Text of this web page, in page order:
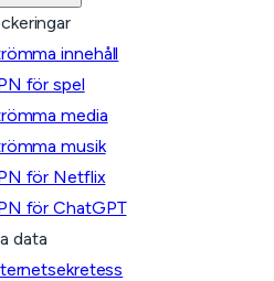
innehåll
för spel
media
musik
för Netflix
för ChatGPT
data